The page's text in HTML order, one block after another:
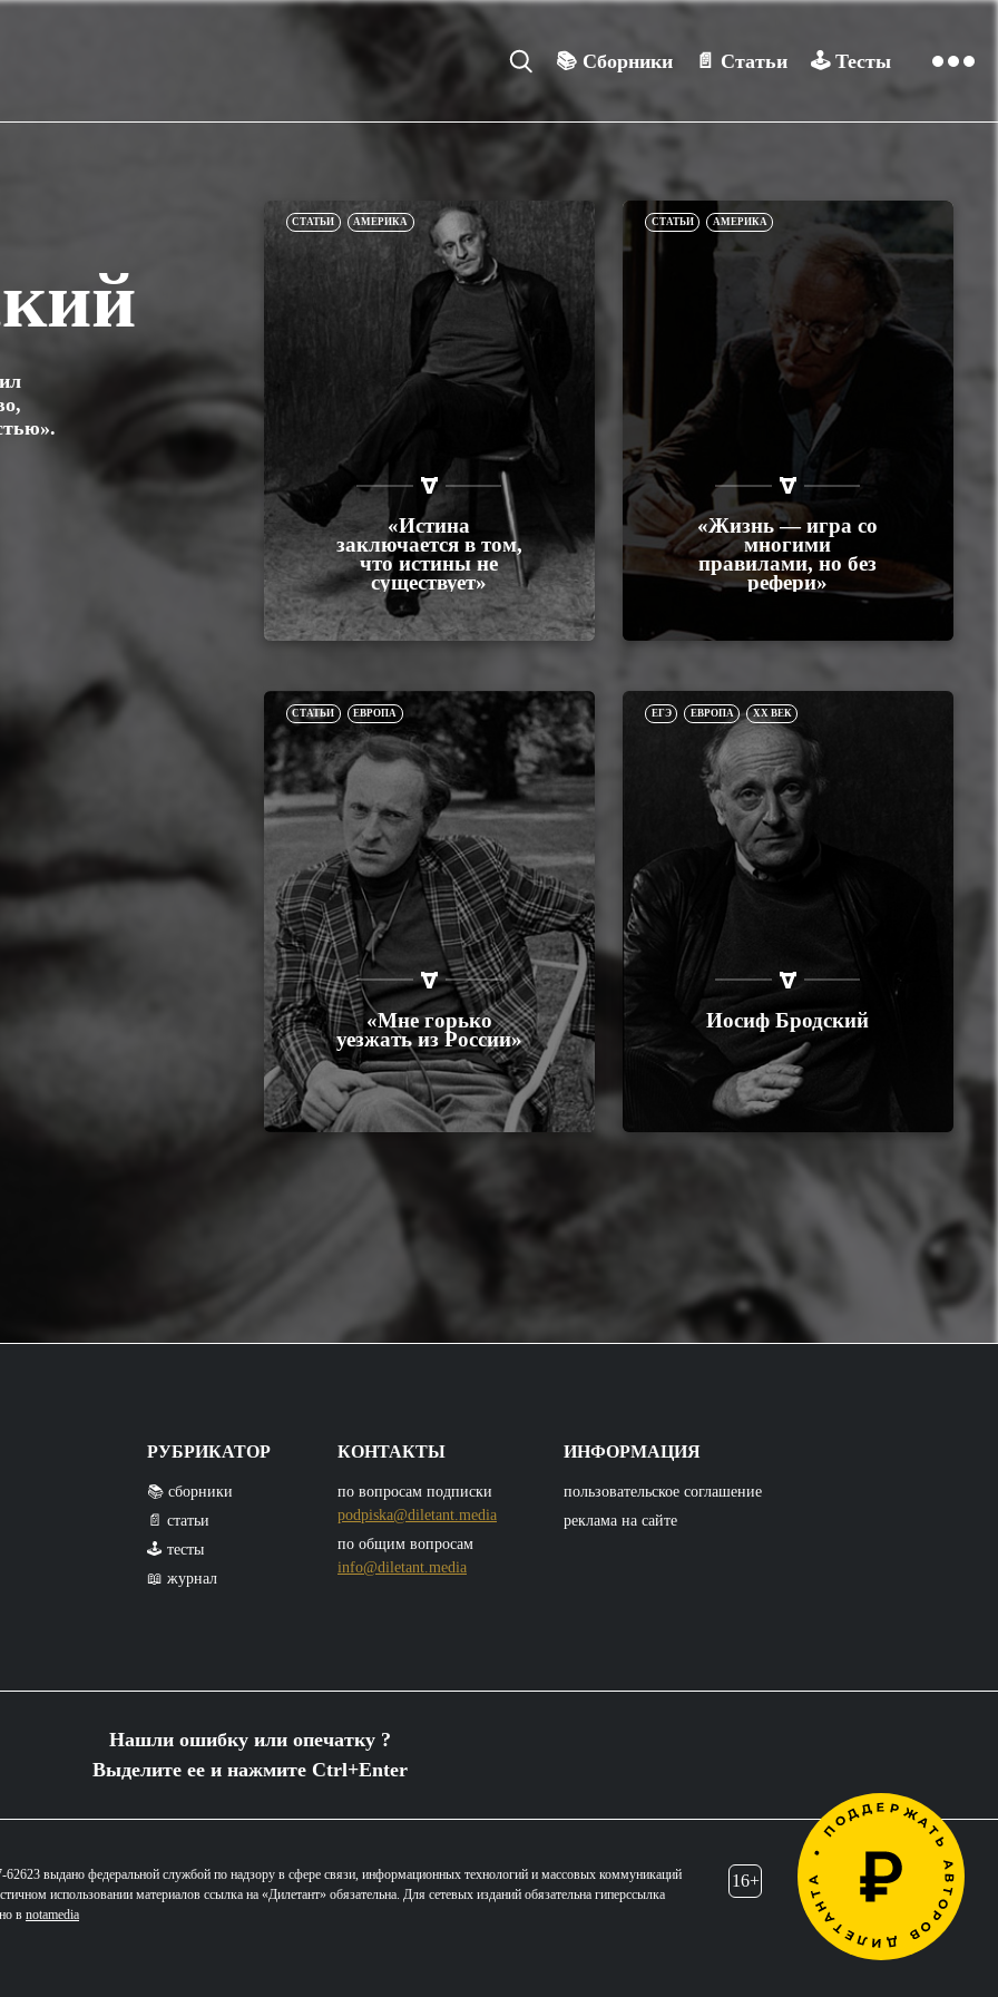
📚 Сборники 📄 Статьи 🕹️ Тесты
СТАТЬИ АМЕРИКА
«Истина
заключается в том,
что истины не
существует»
СТАТЬИ АМЕРИКА
«Жизнь — игра со
многими
правилами, но без
рефери»
СТАТЬИ ЕВРОПА
«Мне горько
уезжать из России»
ЕГЭ ЕВРОПА XX ВЕК
Иосиф Бродский
РУБРИКАТОР
📚 сборники
📄 статьи
🕹️ тесты
📖 журнал
КОНТАКТЫ
по вопросам подписки
podpiska@diletant.media
по общим вопросам
info@diletant.media
ИНФОРМАЦИЯ
пользовательское соглашение
реклама на сайте
Нашли ошибку или опечатку ?
Выделите ее и нажмите Ctrl+Enter
выдано федеральной службой по надзору в сфере связи, информационных технологий и массовых коммуникаций
использовании материалов ссылка на «Дилетант» обязательна. Для сетевых изданий обязательна гиперссылка
в notamedia
16+